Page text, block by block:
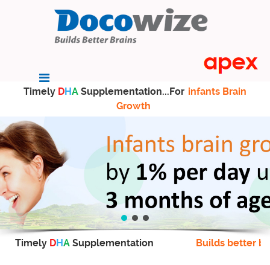
Timely DHA Supplementation...For infants Brain
Growth
Timely DHA Supplementation Builds better